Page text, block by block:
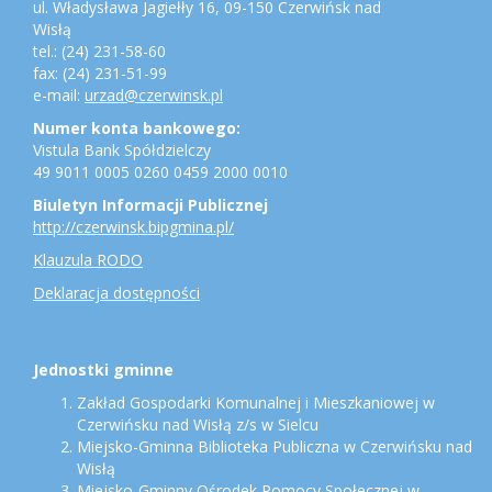
jednostki
gminne
ul. Władysława Jagiełły 16, 09-150 Czerwińsk nad
Wisłą
tel.: (24) 231-58-60
fax: (24) 231-51-99
e-mail: urzad@czerwinsk.pl
Numer konta bankowego:
Vistula Bank Spółdzielczy
49 9011 0005 0260 0459 2000 0010
Biuletyn Informacji Publicznej
http://czerwinsk.bipgmina.pl/
Klauzula RODO
Deklaracja dostępności
Jednostki gminne
Zakład Gospodarki Komunalnej i Mieszkaniowej w
Czerwińsku nad Wisłą z/s w Sielcu
Miejsko-Gminna Biblioteka Publiczna w Czerwińsku nad
Wisłą